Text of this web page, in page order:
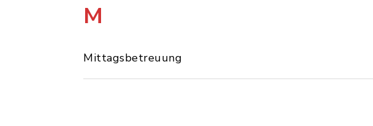
M
Mittagsbetreuung